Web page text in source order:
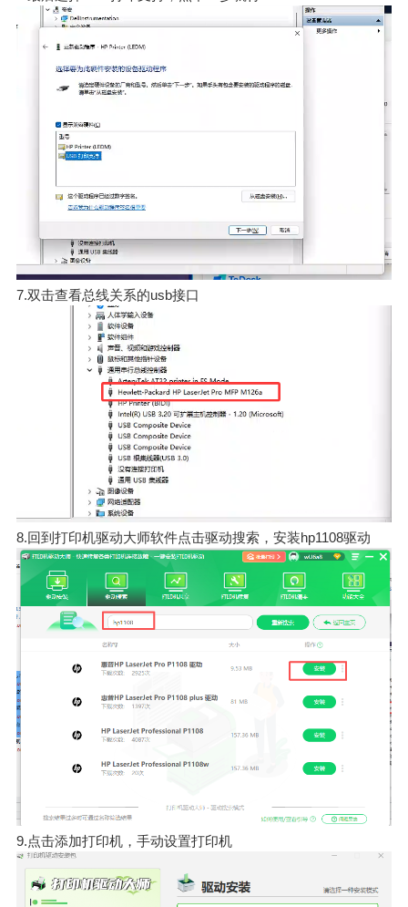
7.双击查看总线关系的usb接口
8.回到打印机驱动大师软件点击驱动搜索，安装hp1108驱动
9.点击添加打印机，手动设置打印机